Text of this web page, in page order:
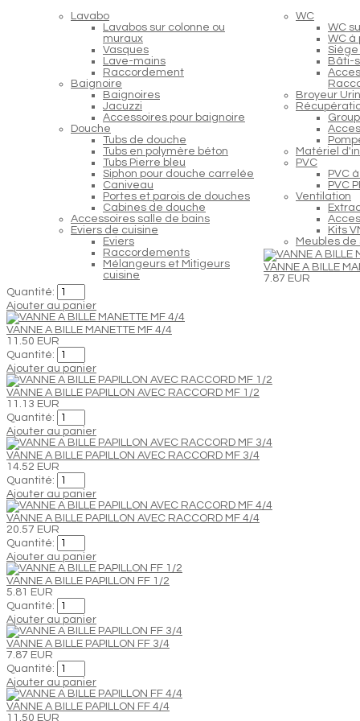
Lavabo
Lavabos sur colonne ou
muraux
Vasques
Lave-mains
Raccordement
Baignoire
Baignoires
Jacuzzi
Accessoires pour baignoire
Douche
Tubs de douche
Tubs en polymère béton
Tubs Pierre bleu
Siphon pour douche carrelée
Caniveau
Portes et parois de douches
Cabines de douche
Accessoires salle de bains
Eviers de cuisine
Eviers
Raccordements
Mélangeurs et Mitigeurs
cuisine
WC
WC
WC à
Siège
Bâti-
Broyeur
Matériel
PVC
PVC
PVC
Ventilation
Kits
Meubles de
VANNE A BILLE
7.87 EUR
Quantité:
Ajouter au panier
VANNE A BILLE MANETTE MF 4/4
11.50 EUR
Quantité:
Ajouter au panier
VANNE A BILLE PAPILLON AVEC RACCORD MF 1/2
11.13 EUR
Quantité:
Ajouter au panier
VANNE A BILLE PAPILLON AVEC RACCORD MF 3/4
14.52 EUR
Quantité:
Ajouter au panier
VANNE A BILLE PAPILLON AVEC RACCORD MF 4/4
20.57 EUR
Quantité:
Ajouter au panier
VANNE A BILLE PAPILLON FF 1/2
5.81 EUR
Quantité:
Ajouter au panier
VANNE A BILLE PAPILLON FF 3/4
7.87 EUR
Quantité:
Ajouter au panier
VANNE A BILLE PAPILLON FF 4/4
11.50 EUR